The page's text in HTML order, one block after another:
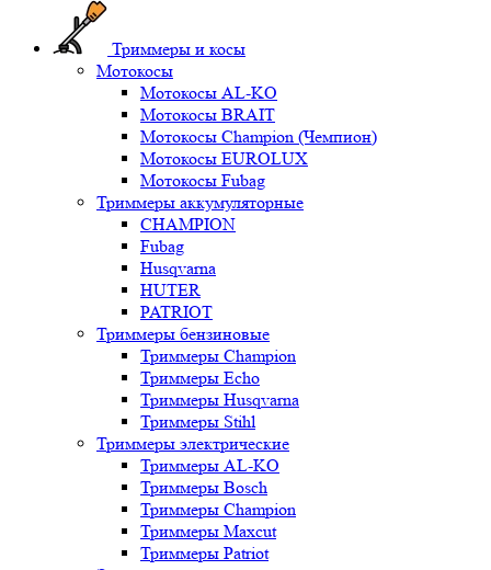
Триммеры и косы
Мотокосы
Мотокосы AL-KO
Мотокосы BRAIT
Мотокосы Champion (Чемпион)
Мотокосы EUROLUX
Мотокосы Fubag
Триммеры аккумуляторные
CHAMPION
Fubag
Husqvarna
HUTER
PATRIOT
Триммеры бензиновые
Триммеры Champion
Триммеры Echo
Триммеры Husqvarna
Триммеры Stihl
Триммеры электрические
Триммеры AL-KO
Триммеры Bosch
Триммеры Champion
Триммеры Maxcut
Триммеры Patriot